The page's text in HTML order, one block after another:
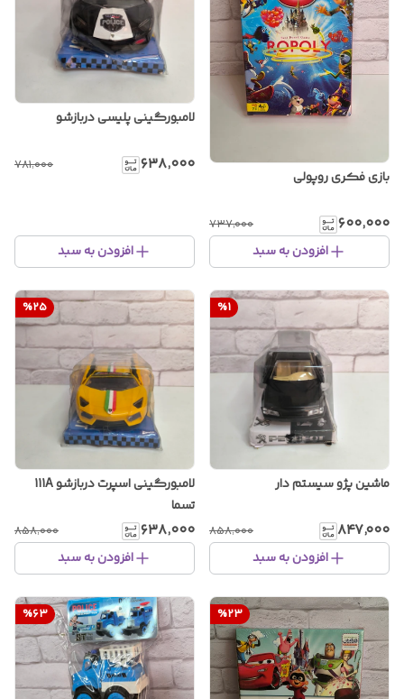
بازی فکری روپولی
۶۰۰٬۰۰۰ ۷۳۷٬۰۰۰
افزودن به سبد
لامبورگینی پلیسی دربازشو
۶۳۸٬۰۰۰ ۷۸۱٬۰۰۰
افزودن به سبد
%1
ماشین پژو سیستم دار
۸۴۷٬۰۰۰ ۸۵۸٬۰۰۰
افزودن به سبد
%25
لامبورگینی اسپرت دربازشو 111A
تسما
۶۳۸٬۰۰۰ ۸۵۸٬۰۰۰
افزودن به سبد
%23
%63